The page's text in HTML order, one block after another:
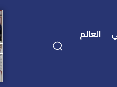
العالم